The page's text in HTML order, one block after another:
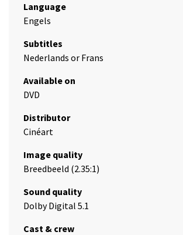
Language
Engels
Subtitles
Nederlands or Frans
Available on
DVD
Distributor
Cinéart
Image quality
Breedbeeld (2.35:1)
Sound quality
Dolby Digital 5.1
Cast & crew